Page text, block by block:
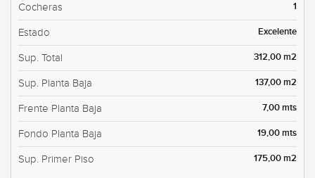
Cocheras 1
Estado Excelente
Sup. Total 312,00 m2
Sup. Planta Baja 137,00 m2
Frente Planta Baja 7,00 mts
Fondo Planta Baja 19,00 mts
Sup. Primer Piso 175,00 m2